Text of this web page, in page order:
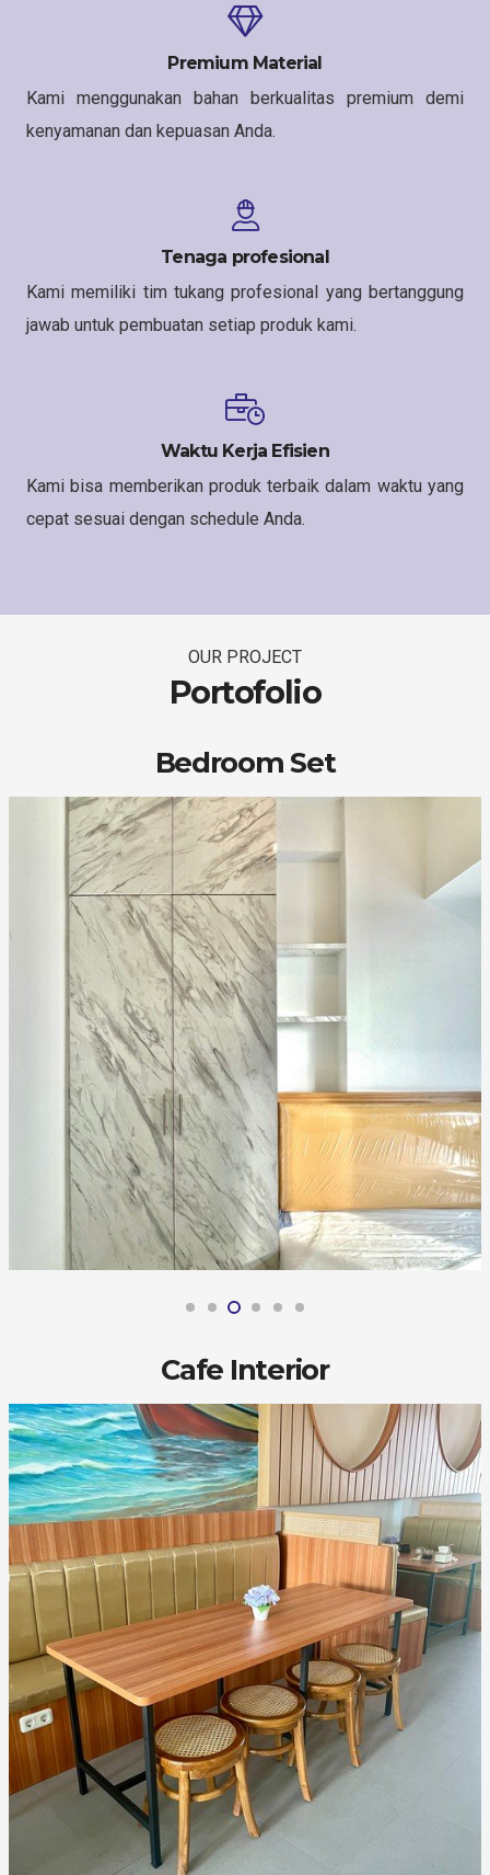
Premium Material
Kami menggunakan bahan berkualitas premium demi
kenyamanan dan kepuasan Anda.
Tenaga profesional
Kami memiliki tim tukang profesional yang bertanggung
jawab untuk pembuatan setiap produk kami.
Waktu Kerja Efisien
Kami bisa memberikan produk terbaik dalam waktu yang
cepat sesuai dengan schedule Anda.
OUR PROJECT
Portofolio
Bedroom Set
Cafe Interior